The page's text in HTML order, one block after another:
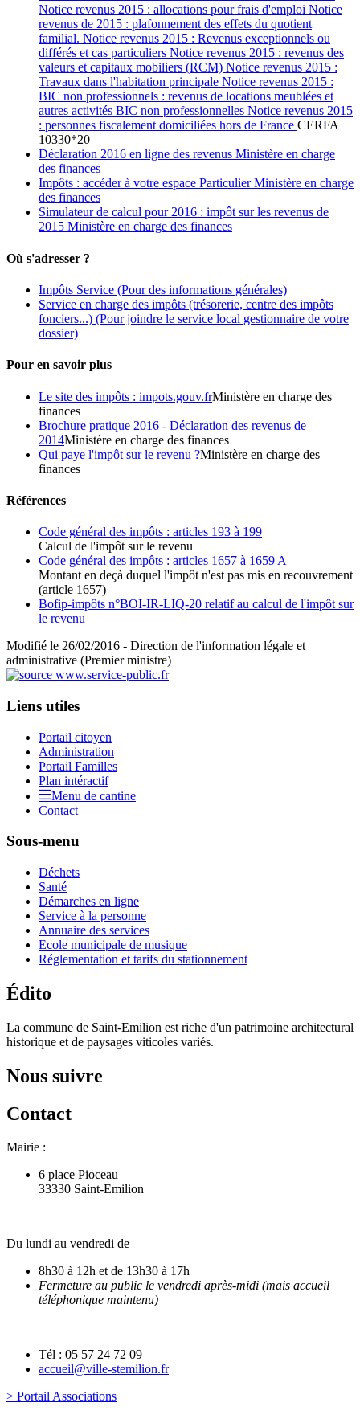
Notice revenus 2015 : allocations pour frais d'emploi Notice
revenus de 2015 : plafonnement des effets du quotient
familial. Notice revenus 2015 : Revenus exceptionnels ou
différés et cas particuliers Notice revenus 2015 : revenus des
valeurs et capitaux mobiliers (RCM) Notice revenus 2015 :
Travaux dans l'habitation principale Notice revenus 2015 :
BIC non professionnels : revenus de locations meublées et
autres activités BIC non professionnelles Notice revenus 2015
: personnes fiscalement domiciliées hors de France CERFA
10330*20
Déclaration 2016 en ligne des revenus Ministère en charge
des finances
Impôts : accéder à votre espace Particulier Ministère en charge
des finances
Simulateur de calcul pour 2016 : impôt sur les revenus de
2015 Ministère en charge des finances
Où s'adresser ?
Impôts Service (Pour des informations générales)
Service en charge des impôts (trésorerie, centre des impôts
fonciers...) (Pour joindre le service local gestionnaire de votre
dossier)
Pour en savoir plus
Le site des impôts : impots.gouv.frMinistère en charge des
finances
Brochure pratique 2016 - Déclaration des revenus de
2014Ministère en charge des finances
Qui paye l'impôt sur le revenu ?Ministère en charge des
finances
Références
Code général des impôts : articles 193 à 199
Calcul de l'impôt sur le revenu
Code général des impôts : articles 1657 à 1659 A
Montant en deçà duquel l'impôt n'est pas mis en recouvrement
(article 1657)
Bofip-impôts n°BOI-IR-LIQ-20 relatif au calcul de l'impôt sur
le revenu
Modifié le 26/02/2016 - Direction de l'information légale et
administrative (Premier ministre)
Liens utiles
Portail citoyen
Administration
Portail Familles
Plan intéractif
Menu de cantine
Contact
Sous-menu
Déchets
Santé
Démarches en ligne
Service à la personne
Annuaire des services
Ecole municipale de musique
Réglementation et tarifs du stationnement
Édito
La commune de Saint-Emilion est riche d'un patrimoine architectural
historique et de paysages viticoles variés.
Nous suivre
Contact
Mairie :
6 place Pioceau
33330 Saint-Emilion
Du lundi au vendredi de
8h30 à 12h et de 13h30 à 17h
Fermeture au public le vendredi après-midi (mais accueil
téléphonique maintenu)
Tél : 05 57 24 72 09
accueil@ville-stemilion.fr
> Portail Associations